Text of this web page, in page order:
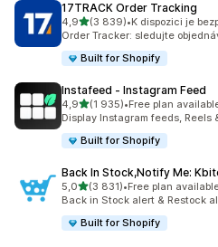
17TRACK Order Tracking
4,9z 5 hvězd
(3 839)
Celkový počet recenzí: 3839
•K dispozici je
Order Tracker: sledujte
Built for Shopify
Instafeed ‑ Instagram Feed
4,9z 5 hvězd
(1 935)
Celkový počet recenzí: 1935
•Free plan
Display Instagram feeds, Reels
Built for Shopify
Back In Stock,Notify Me:
5,0z 5 hvězd
(3 831)
Celkový počet recenzí: 3831
•Free plan
Back in Stock alert & Restock
Built for Shopify